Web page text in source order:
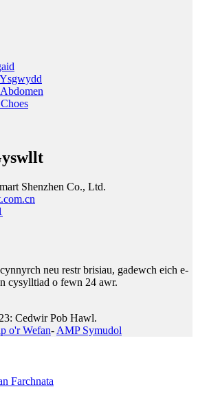
Shenzhen Co., Ltd.
neu restr brisiau, gadewch eich e-
cysylltiad o fewn 24 awr.
Cedwir Pob Hawl.
o'r Wefan- AMP Symudol
Farchnata